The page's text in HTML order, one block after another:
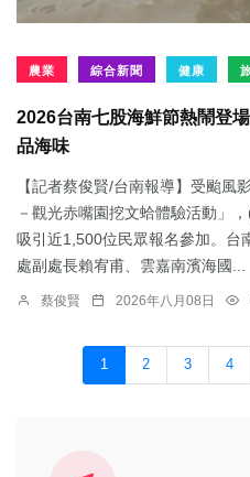
農業 綜合新聞 健康
2026台南七股海鮮節熱鬧登
品海味
【記者蔡俊賢/台南報導】受颱風
－觀光赤嘴園挖文蛤體驗活動」
吸引近1,500位民眾報名參加。台
處副處長賴宥甫、雲嘉南濱海國...
蔡俊賢 2026年八月08日
1 2 3 4